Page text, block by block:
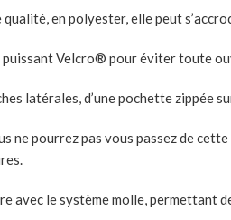
en polyester, elle peut
puissant Velcro® pour éviter toute
latérales, d’une pochette zippée
ne pourrez pas vous passez de
avec le système molle, permettant